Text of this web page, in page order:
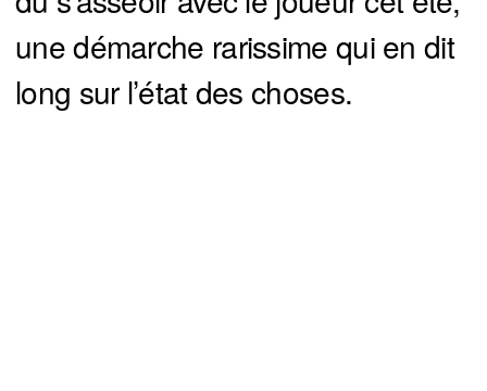
une démarche rarissime qui en dit
long sur l’état des choses.